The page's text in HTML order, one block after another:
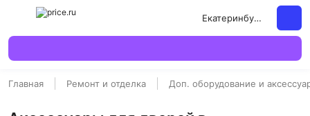
Екатеринбург
Главная Ремонт и отделка Доп. оборудование и